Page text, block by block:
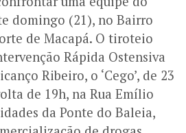
domingo (21), no Bairro
de Macapá. O tiroteio
Rápida Ostensiva
Ribeiro, o ‘Cego’, de 23
de 19h, na Rua Emílio
da Ponte do Baleia,